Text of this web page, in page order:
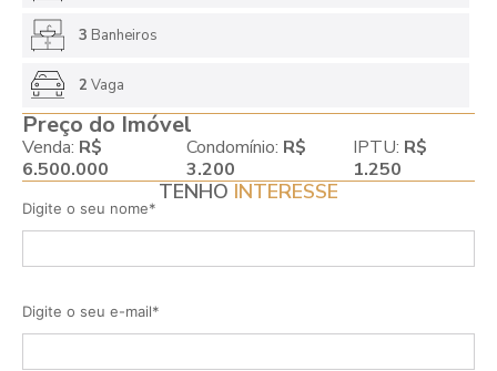
3 Banheiros
2 Vaga
Preço do Imóvel
Venda: R$
6.500.000
Condomínio: R$
3.200
IPTU: R$
1.250
TENHO INTERESSE
Digite o seu nome*
Digite o seu e-mail*